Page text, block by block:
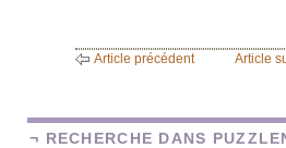
Article précédent Article
¬ RECHERCHE DANS